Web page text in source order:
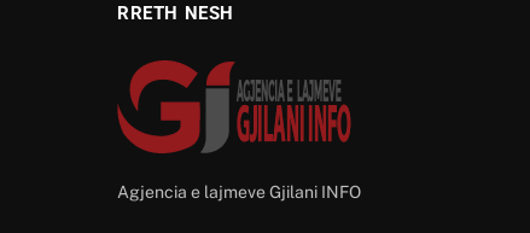
RRETH NESH
Agjencia e lajmeve Gjilani INFO